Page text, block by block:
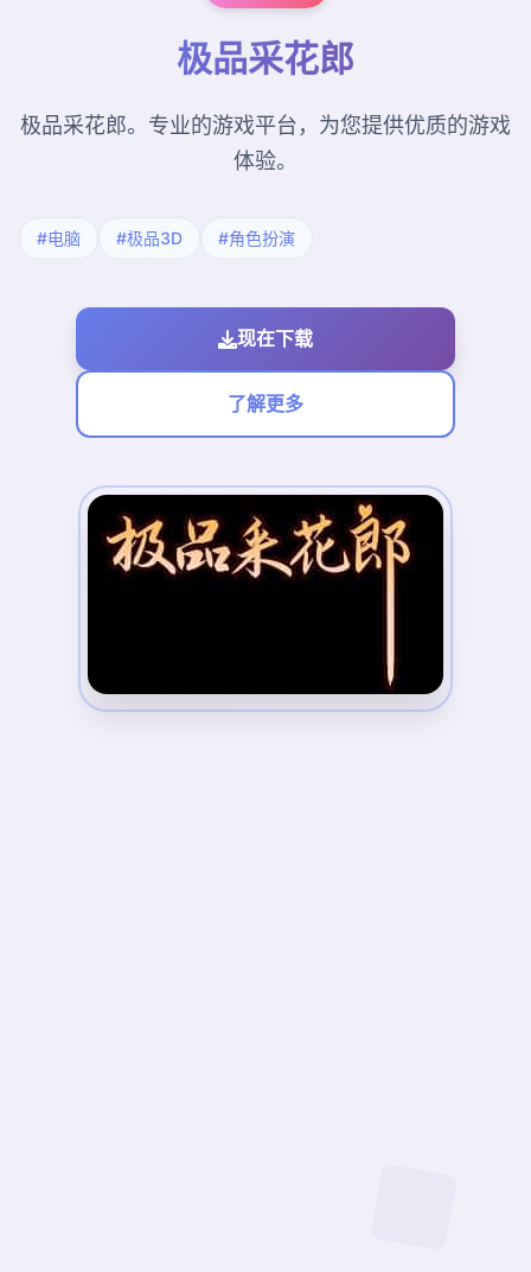
极品采花郎
极品采花郎。专业的游戏平台，为您提供优质的游戏
体验。
#电脑 #极品3D #角色扮演
现在下载
了解更多